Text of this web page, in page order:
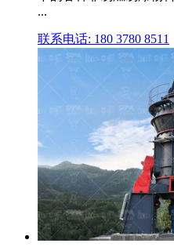
...
联系电话: 180 3780 8511